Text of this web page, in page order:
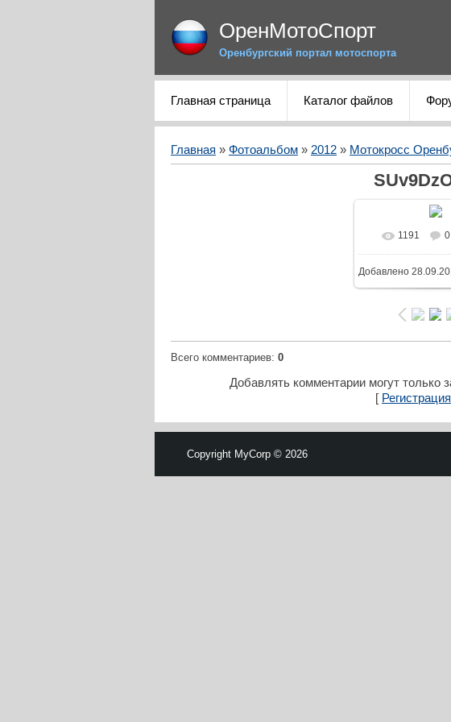
ОренМотоСпорт
Оренбургский портал мотоспорта
Главная страница Каталог файлов
Главная » Фотоальбом » 2012 » Мотокросс
1191 0
Добавлено
Всего комментариев: 0
Добавлять комментарии могут только
[ Регистрация
Copyright MyCorp © 2026